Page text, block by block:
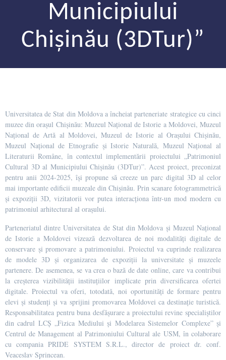
Municipiului
Chișinău (3DTur)”
Universitatea de Stat din Moldova a încheiat parteneriate strategice cu cinci
muzee din orașul Chișinău: Muzeul Național de Istorie a Moldovei, Muzeul
Național de Artă al Moldovei, Muzeul de Istorie al Orașului Chișinău,
Muzeul Național de Etnografie și Istorie Naturală, Muzeul Național al
Literaturii Române, în contextul implementării proiectului „Patrimoniul
Cultural 3D al Municipiului Chișinău (3DTur)”. Acest proiect, preconizat
pentru anii 2024-2025, își propune să creeze un parc digital 3D al celor
mai importante edificii muzeale din Chișinău. Prin scanare fotogrammetrică
și expoziții 3D, vizitatorii vor putea interacționa într-un mod modern cu
patrimoniul arhitectural al orașului.
Parteneriatul dintre Universitatea de Stat din Moldova și Muzeul Național
de Istorie a Moldovei vizează dezvoltarea de noi modalități digitale de
conservare și promovare a patrimoniului. Proiectul va cuprinde realizarea
de modele 3D și organizarea de expoziții la universitate și muzeele
partenere. De asemenea, se va crea o bază de date online, care va contribui
la creșterea vizibilității instituțiilor implicate prin diversificarea ofertei
digitale. Proiectul va oferi, totodată, noi oportunități de formare pentru
elevi și studenți și va sprijini promovarea Moldovei ca destinație turistică.
Responsabilitatea pentru buna desfășurare a proiectului revine specialiștilor
din cadrul LCȘ „Fizica Mediului și Modelarea Sistemelor Complexe” și
Centrul de Management al Patrimoniului Cultural ale USM, în colaborare
cu compania PRIDE SYSTEM S.R.L., director de proiect dr. conf.
Veaceslav Sprincean.